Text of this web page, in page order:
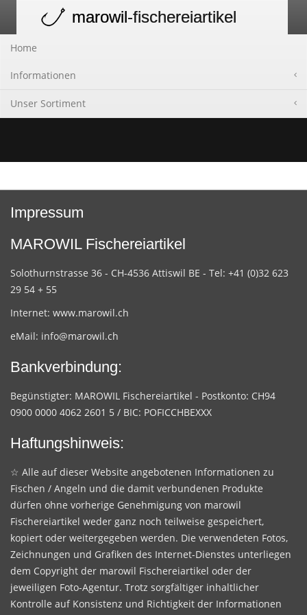
navigation
marowil-fischereiartikel
Home
Informationen
Unser Sortiment
Impressum
MAROWIL Fischereiartikel
Solothurnstrasse 36 - CH-4536 Attiswil BE - Tel: +41 (0)32 623
29 54 + 55
Internet: www.marowil.ch
eMail: info@marowil.ch
Bankverbindung:
Begünstigter: MAROWIL Fischereiartikel - Postkonto: CH94
0900 0000 4062 2601 5 / BIC: POFICCHBEXXX
Haftungshinweis:
☆ Alle auf dieser Website angebotenen Informationen zu
Fischen / Angeln und die damit verbundenen Produkte
dürfen ohne vorherige Genehmigung von marowil
Fischereiartikel weder ganz noch teilweise gespeichert,
kopiert oder weitergegeben werden. Die verwendeten Fotos,
Zeichnungen und Grafiken des Internet-Dienstes unterliegen
dem Copyright der marowil Fischereiartikel oder der
jeweiligen Foto-Agentur. Trotz sorgfältiger inhaltlicher
Kontrolle auf Konsistenz und Richtigkeit der Informationen